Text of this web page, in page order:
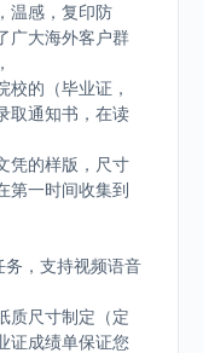
温感，复印防
广大海外客户群
校的（毕业证，
取通知书，在读
凭的样版，尺寸
第一时间收集到
，支持视频语音
质尺寸制定（定
证成绩单保证您